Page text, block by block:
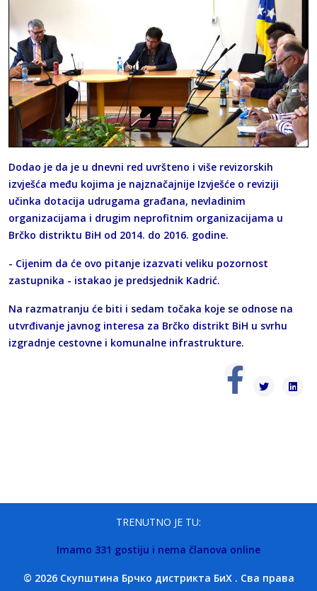
Dodao je da je u dnevni red uvršteno i više revizorskih
izvješća među kojima je najznačajnije Izvješće o reviziji
učinka dotacija udrugama građana, nevladinim
organizacijama i drugim neprofitnim organizacijama u
Brčko distriktu BiH od 2014. do 2016. godine.
- Cijenim da će ovo pitanje izazvati veliku pozornost
zastupnika - istakao je predsjednik Kadrić.
Na razmatranju će biti i sedam točaka koje se odnose na
utvrđivanje javnog interesa za Brčko distrikt BiH u svrhu
izgradnje cestovne i komunalne infrastrukture.
TRENUTNO JE TU:
Imamo 331 gostiju i nema članova online
© 2026 Скупштина Брчко дистрикта БиХ . Сва права